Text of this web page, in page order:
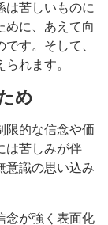
は苦しいものに
めに、あえて向
す。そして、
れます。
め
限的な信念や価
は苦しみが伴
意識の思い込み
念が強く表面化